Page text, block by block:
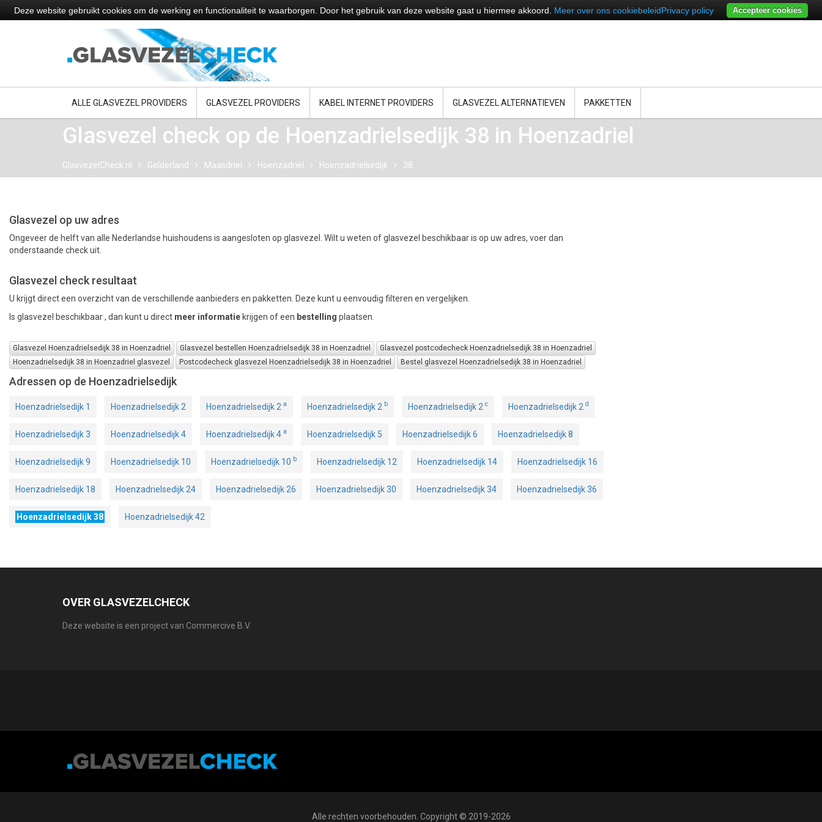
ALLE GLASVEZEL PROVIDERS GLASVEZEL PROVIDERS KABEL INTERNET PROVIDERS GLASVEZEL ALTERNATIEVEN PAKKETTEN
Glasvezel check op de Hoenzadrielsedijk 38 in Hoenzadriel
GlasvezelCheck.nl Gelderland Maasdriel Hoenzadriel Hoenzadrielsedijk 38
Glasvezel op uw adres
Ongeveer de helft van alle Nederlandse huishoudens is aangesloten op glasvezel. Wilt u weten of glasvezel beschikbaar is op uw adres, voer dan
onderstaande check uit.
Glasvezel check resultaat
U krijgt direct een overzicht van de verschillende aanbieders en pakketten. Deze kunt u eenvoudig filteren en vergelijken.
Is glasvezel beschikbaar , dan kunt u direct meer informatie krijgen of een bestelling plaatsen.
Glasvezel Hoenzadrielsedijk 38 in Hoenzadriel Glasvezel bestellen Hoenzadrielsedijk 38 in Hoenzadriel
Glasvezel postcodecheck Hoenzadrielsedijk 38 in Hoenzadriel
Hoenzadrielsedijk 38 in Hoenzadriel glasvezel
Postcodecheck glasvezel Hoenzadrielsedijk 38 in Hoenzadriel Bestel glasvezel Hoenzadrielsedijk 38 in Hoenzadriel
Adressen op de Hoenzadrielsedijk
Hoenzadrielsedijk 1 Hoenzadrielsedijk 2 Hoenzadrielsedijk 2 a Hoenzadrielsedijk 2 b Hoenzadrielsedijk 2 c Hoenzadrielsedijk 2 d
Hoenzadrielsedijk 3 Hoenzadrielsedijk 4 Hoenzadrielsedijk 4 a Hoenzadrielsedijk 5 Hoenzadrielsedijk 6 Hoenzadrielsedijk 8
Hoenzadrielsedijk 9 Hoenzadrielsedijk 10 Hoenzadrielsedijk 10 b Hoenzadrielsedijk 12 Hoenzadrielsedijk 14 Hoenzadrielsedijk 16
Hoenzadrielsedijk 18 Hoenzadrielsedijk 24 Hoenzadrielsedijk 26 Hoenzadrielsedijk 30 Hoenzadrielsedijk 34 Hoenzadrielsedijk 36
Hoenzadrielsedijk 38 Hoenzadrielsedijk 42
OVER GLASVEZELCHECK
Deze website is een project van Commercive B.V.
Alle rechten voorbehouden. Copyright © 2019-2026
Deze website gebruikt cookies om de werking en functionaliteit te waarborgen. Door het gebruik van deze website gaat u hiermee akkoord. Meer over ons cookiebeleidPrivacy policy Accepteer cookies